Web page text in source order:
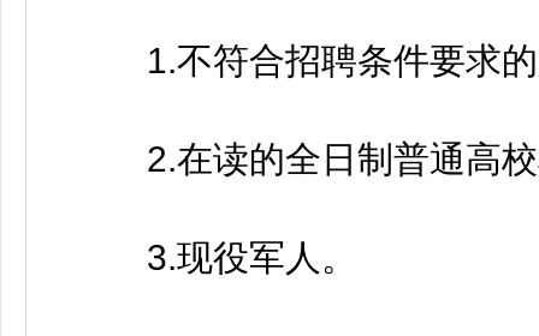
1.不符合招聘条件要求的
2.在读的全日制普通高校
3.现役军人。